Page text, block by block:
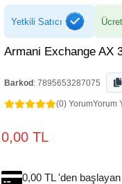
Yetkili Satıcı
Armani Exchange AX
Barkod : 7895653287075
(0) YorumYorum
0,00 TL
0,00 TL 'den